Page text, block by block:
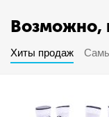
Возможно,
Хиты продаж